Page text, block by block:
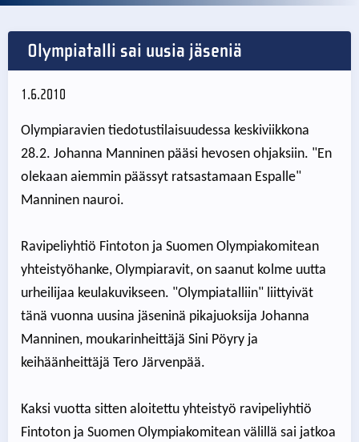
Olympiatalli sai uusia jäseniä
1.6.2010
Olympiaravien tiedotustilaisuudessa keskiviikkona
28.2. Johanna Manninen pääsi hevosen ohjaksiin. "En
olekaan aiemmin päässyt ratsastamaan Espalle"
Manninen nauroi.
Ravipeliyhtiö Fintoton ja Suomen Olympiakomitean
yhteistyöhanke, Olympiaravit, on saanut kolme uutta
urheilijaa keulakuvikseen. "Olympiatalliin" liittyivät
tänä vuonna uusina jäseninä pikajuoksija Johanna
Manninen, moukarinheittäjä Sini Pöyry ja
keihäänheittäjä Tero Järvenpää.
Kaksi vuotta sitten aloitettu yhteistyö ravipeliyhtiö
Fintoton ja Suomen Olympiakomitean välillä sai jatkoa